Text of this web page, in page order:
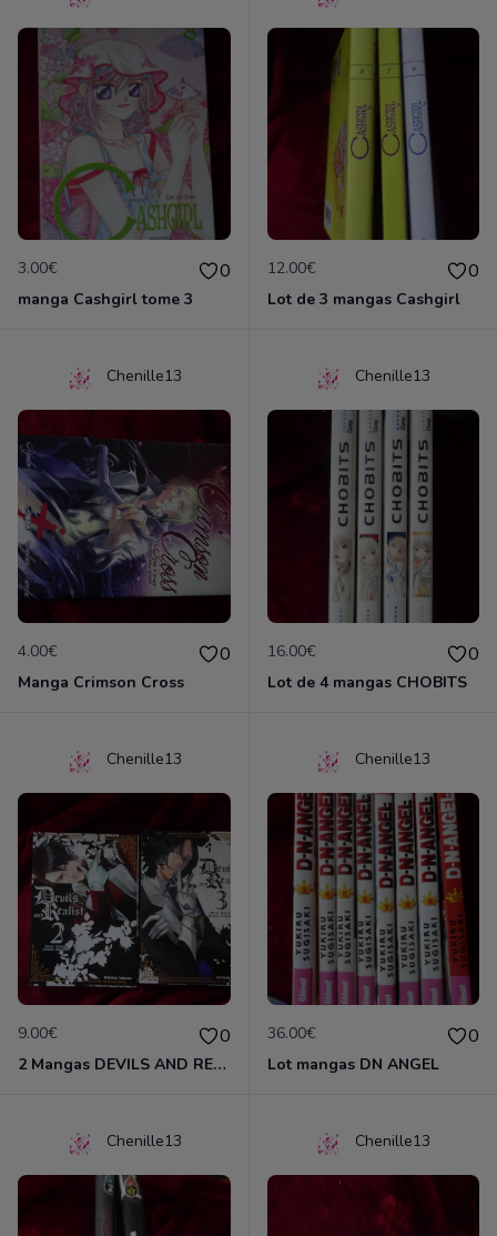
3.00€ 0
manga Cashgirl tome 3
12.00€ 0
Lot de 3 mangas Cashgirl
Chenille13
4.00€ 0
Manga Crimson Cross
Chenille13
16.00€ 0
Lot de 4 mangas CHOBITS
Chenille13
9.00€ 0
2 Mangas DEVILS AND REALIST
Chenille13
36.00€ 0
Lot mangas DN ANGEL
Chenille13 Chenille13